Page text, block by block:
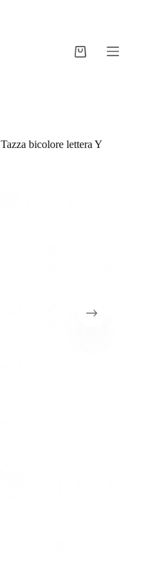
Carrello
Tazza bicolore lettera Y